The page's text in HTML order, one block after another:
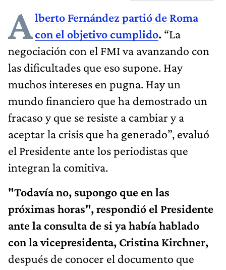
Alberto Fernández partió de Roma
con el objetivo cumplido. “La
negociación con el FMI va avanzando con
las dificultades que eso supone. Hay
muchos intereses en pugna. Hay un
mundo financiero que ha demostrado un
fracaso y que se resiste a cambiar y a
aceptar la crisis que ha generado”, evaluó
el Presidente ante los periodistas que
integran la comitiva.
"Todavía no, supongo que en las
próximas horas", respondió el Presidente
ante la consulta de si ya había hablado
con la vicepresidenta, Cristina Kirchner,
después de conocer el documento que